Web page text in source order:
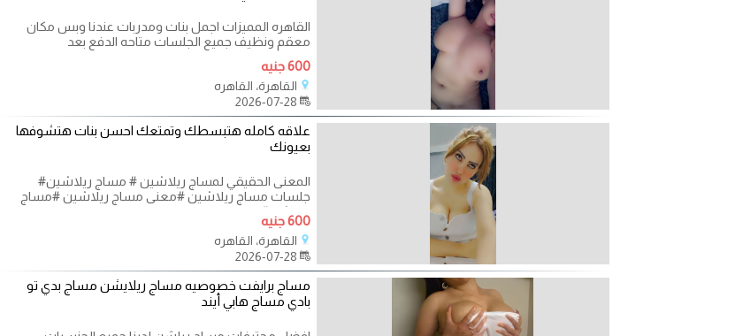
القاهره المميزات اجمل بنات ومدربات عندنا وبس مكان
معقم ونظيف جميع الجلسات متاحه الدفع بعد
600 جنيه
القاهرة، القاهره
علاقه كامله هتبسطك وتمتعك احسن بنات هتشوفها
بعيونك
المعنى الحقيقي لمساج ريلاشين # مساج ريلاشين#
جلسات مساج ريلاشين #معنى مساج ريلاشين #مساج
ريلاشن#
600 جنيه
القاهرة، القاهره
مساج برايفت خصوصيه مساج ريلايشن مساج بدي تو
بادي مساج هابي أيند